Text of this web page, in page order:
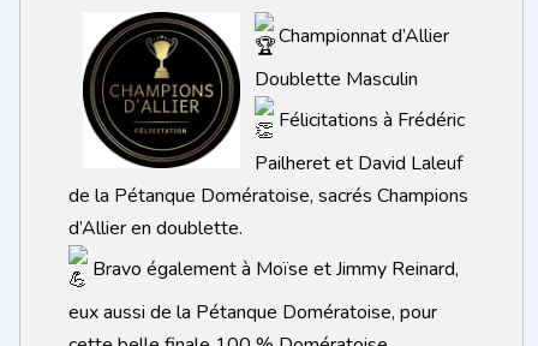
Championnat d’Allier
Doublette Masculin
Félicitations à Frédéric
Pailheret et David Laleuf
de la Pétanque Domératoise, sacrés Champions
d’Allier en doublette.
Bravo également à Moïse et Jimmy Reinard,
eux aussi de la Pétanque Domératoise, pour